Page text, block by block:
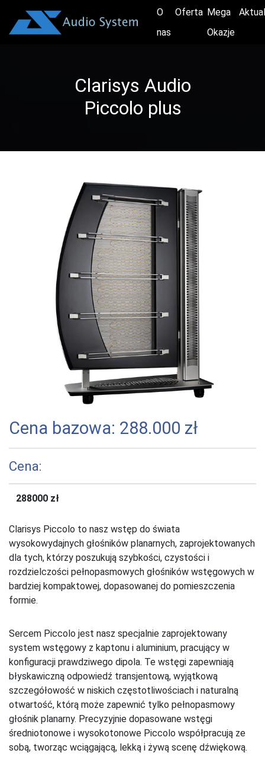
O
nas
Oferta Mega
Okazje
Clarisys Audio
Piccolo plus
Cena bazowa: 288.000 zł
Cena:
288000 zł
Clarisys Piccolo to nasz wstęp do świata
wysokowydajnych głośników planarnych, zaprojektowanych
dla tych, którzy poszukują szybkości, czystości i
rozdzielczości pełnopasmowych głośników wstęgowych w
bardziej kompaktowej, dopasowanej do pomieszczenia
formie.
Sercem Piccolo jest nasz specjalnie zaprojektowany
system wstęgowy z kaptonu i aluminium, pracujący w
konfiguracji prawdziwego dipola. Te wstęgi zapewniają
błyskawiczną odpowiedź transjentową, wyjątkową
szczegółowość w niskich częstotliwościach i naturalną
otwartość, którą może zapewnić tylko pełnopasmowy
głośnik planarny. Precyzyjnie dopasowane wstęgi
średniotonowe i wysokotonowe Piccolo współpracują ze
sobą, tworząc wciągającą, lekką i żywą scenę dźwiękową.